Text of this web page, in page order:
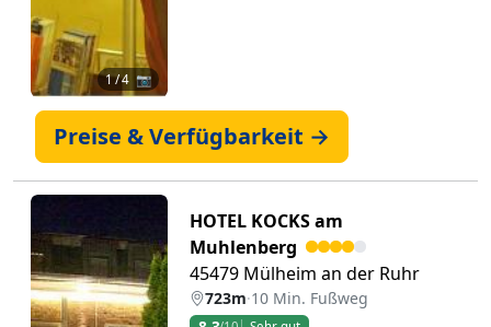
1/ 4 📷
Preise & Verfügbarkeit →
HOTEL KOCKS am
Muhlenberg
45479 Mülheim an der Ruhr
723m·10 Min. Fußweg